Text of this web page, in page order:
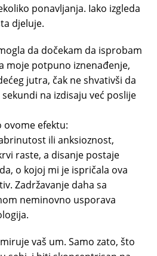
ponavljanja. Iako izgleda
djeluje.
da dočekam da isprobam
moje potpuno iznenađenje,
jutra, čak ne shvativši da
na izdisaju već poslije
ovome efektu:
ili anksioznost,
raste, a disanje postaje
o kojoj mi je ispričala ova
Zadržavanje daha sa
neminovno usporava
vaš um. Samo zato, što